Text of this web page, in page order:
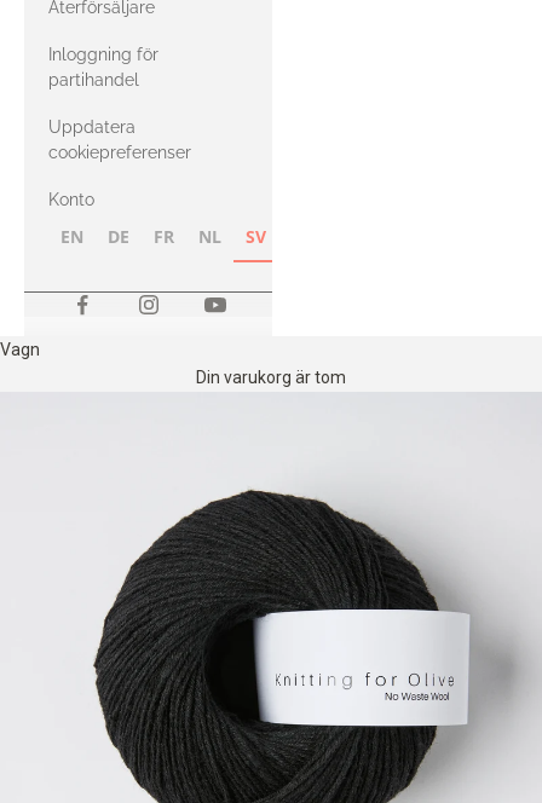
med Heavy
Merino
Återförsäljare
Inloggning för
partihandel
Uppdatera
cookiepreferenser
Konto
EN DE FR NL SV
Vagn
Din varukorg är tom